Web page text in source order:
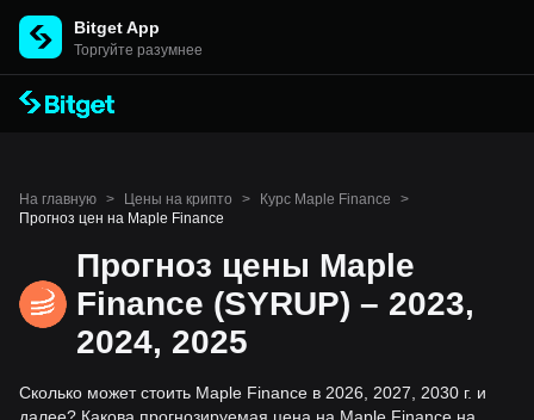
Bitget App
Торгуйте разумнее
На главную > Цены на крипто > Курс Maple Finance
>
Прогноз цен на Maple Finance
Прогноз цены Maple
Finance (SYRUP) – 2023,
2024, 2025
Сколько может стоить Maple Finance в 2026, 2027, 2030 г. и